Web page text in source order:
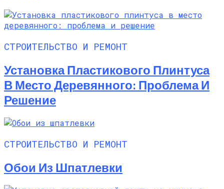
СТРОИТЕЛЬСТВО И РЕМОНТ
Установка Пластикового Плинтуса
В Место Деревянного: Проблема И
Решение
СТРОИТЕЛЬСТВО И РЕМОНТ
Обои Из Шпатлевки